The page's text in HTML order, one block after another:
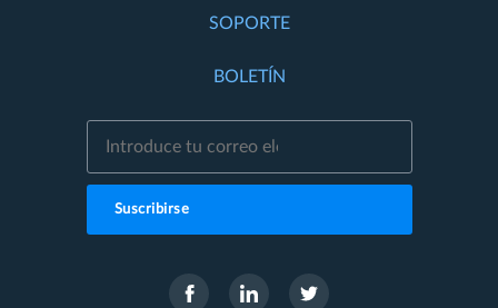
SOPORTE
BOLETÍN
Suscribirse